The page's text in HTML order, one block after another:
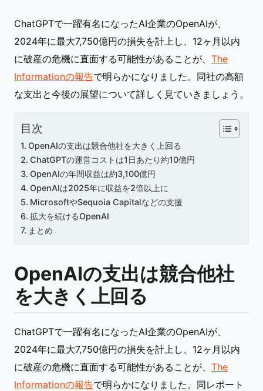
ChatGPTで一躍有名になったAI企業のOpenAIが、
2024年に最大7,750億円の損失を計上し、12ヶ月以内
に破産の危機に直面する可能性があることが、 The
Informationの報告で明らかになりました。同社の高額
な支出と今後の展望について詳しく見ていきましょう。
目次
OpenAIの支出は競合他社を大きく上回る
ChatGPTの運営コストは1日あたり約10億円
OpenAIの年間収益は約3,100億円
OpenAIは2025年に収益を2倍以上に
MicrosoftやSequoia Capitalなどの支援
拡大を続けるOpenAI
まとめ
OpenAIの支出は競合他社
を大きく上回る
ChatGPTで一躍有名になったAI企業のOpenAIが、
2024年に最大7,750億円の損失を計上し、12ヶ月以内
に破産の危機に直面する可能性があることが、 The
Informationの報告で明らかになりました。同レポート